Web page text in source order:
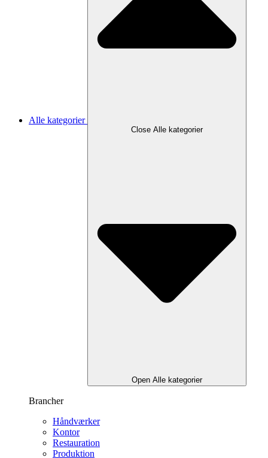
Alle kategorier
Close Alle kategorier
Open Alle kategorier
Brancher
Håndværker
Kontor
Restauration
Produktion